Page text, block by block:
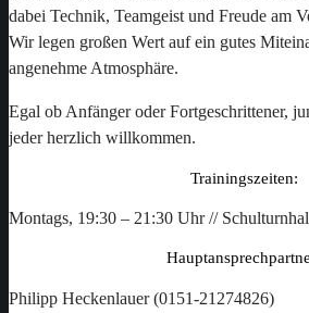
dabei Technik, Teamgeist und Freude am
Wir legen großen Wert auf ein gutes
angenehme Atmosphäre.
Egal ob Anfänger oder Fortgeschrittener,
jeder herzlich willkommen.
Trainingszeiten:
Montags, 19:30 – 21:30 Uhr //
Philipp Heckenlauer (0151-21274826)